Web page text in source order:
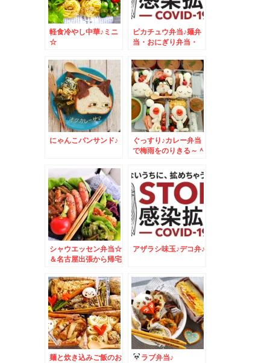
軽食冷やし中華♪ミニ
☆
ピカチュウ弁当♪麺弁
当・おにぎり弁当・
色々
にゃんこパンサンド♪
ぐっすり♪カレー弁当
で梅雨をのりきる～＾
シャウエッセン弁当☆
＆名古屋出張から帰宅
アザラシ味玉♪デコ弁♪
麺と炊き込みご飯のお
ラブ弁当♪